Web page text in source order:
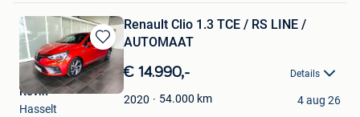
Bewaren
in
Mijn
Favorieten
Renault Clio 1.3 TCE / RS LINE /
AUTOMAAT
€ 14.990,- Details
2020 54.000 km
Kevin
Hasselt
4 aug 26